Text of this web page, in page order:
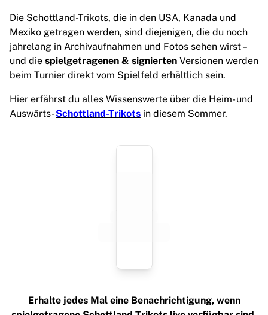
Highlights
Weltmeisterschaftsauktionen
Legend-Kollektion
MLS
Alle Fußball-Artikel anzeigen
England
Norwegen
Paris Saint-
US Women's Soccer
Die Schottland-Trikots, die in den USA, Kanada und
Mexiko getragen werden, sind diejenigen, die du noch
jahrelang in Archivaufnahmen und Fotos sehen wirst –
und die spielgetragenen & signierten Versionen werden
beim Turnier direkt vom Spielfeld erhältlich sein.
Hier erfährst du alles Wissenswerte über die Heim- und
Auswärts-Schottland-Trikots in diesem Sommer.
Erhalte jedes Mal eine Benachrichtigung, wenn